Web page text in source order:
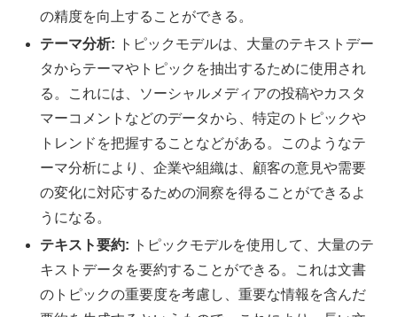
の精度を向上することができる。
テーマ分析: トピックモデルは、大量のテキストデー
タからテーマやトピックを抽出するために使用され
る。これには、ソーシャルメディアの投稿やカスタ
マーコメントなどのデータから、特定のトピックや
トレンドを把握することなどがある。このようなテ
ーマ分析により、企業や組織は、顧客の意見や需要
の変化に対応するための洞察を得ることができるよ
うになる。
テキスト要約: トピックモデルを使用して、大量のテ
キストデータを要約することができる。これは文書
のトピックの重要度を考慮し、重要な情報を含んだ